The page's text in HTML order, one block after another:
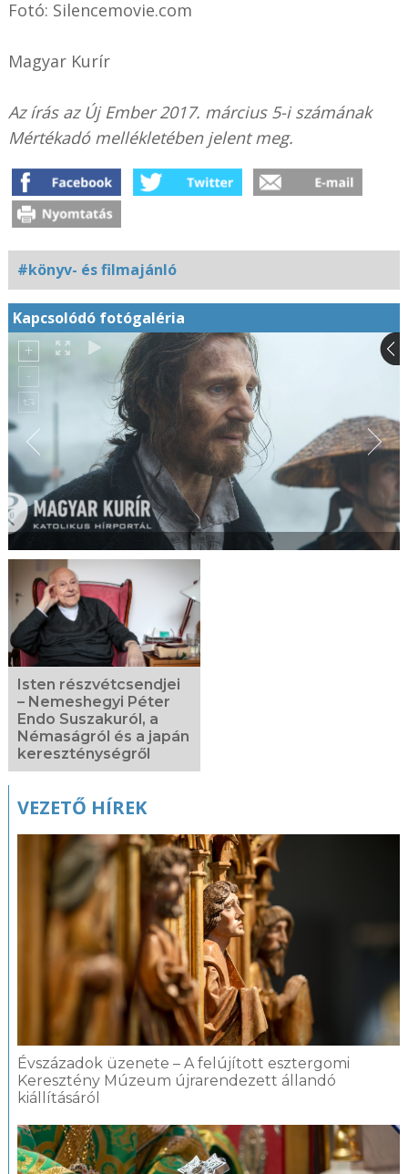
Fotó: Silencemovie.com
Magyar Kurír
Az írás az Új Ember 2017. március 5-i számának
Mértékadó mellékletében jelent meg.
#könyv- és filmajánló
Kapcsolódó fotógaléria
Isten részvétcsendjei
– Nemeshegyi Péter
Endo Suszakuról, a
Némaságról és a japán
kereszténységről
VEZETŐ HÍREK
Évszázadok üzenete – A felújított esztergomi
Keresztény Múzeum újrarendezett állandó
kiállításáról